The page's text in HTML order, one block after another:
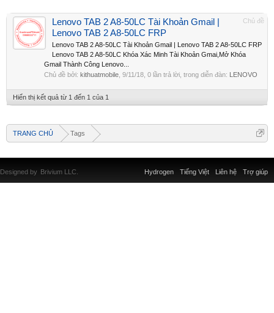
Chủ đề
Lenovo TAB 2 A8-50LC Tài Khoản Gmail |
Lenovo TAB 2 A8-50LC FRP
Lenovo TAB 2 A8-50LC Tài Khoản Gmail | Lenovo TAB 2 A8-50LC FRP
Lenovo TAB 2 A8-50LC Khóa Xác Minh Tài Khoản Gmai,Mở Khóa
Gmail Thành Công Lenovo...
Chủ đề bởi: kithuatmobile 9/11/18 , 0 lần trả lời, trong diễn đàn: LENOVO
Hiển thị kết quả từ 1 đến 1 của 1
TRANG CHỦ Tags
Liên hệ Trợ giúp
Hydrogen Tiếng Việt
Designed by Brivium LLC.